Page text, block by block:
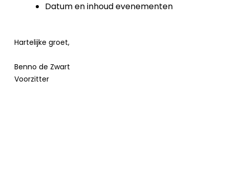
Datum en inhoud evenementen
Hartelijke groet,
Benno de Zwart
Voorzitter